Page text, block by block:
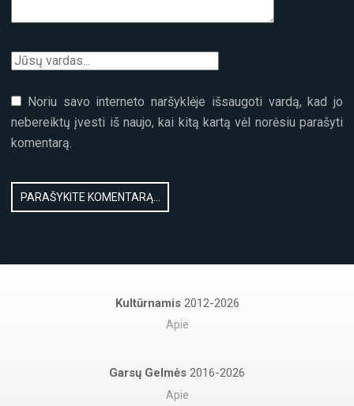
Noriu savo interneto naršyklėje išsaugoti vardą, kad jo
nebereiktų įvesti iš naujo, kai kitą kartą vėl norėsiu parašyti
komentarą.
Kultūrnamis 2012-2026
Apie
Garsų Gelmės 2016-2026
Apie